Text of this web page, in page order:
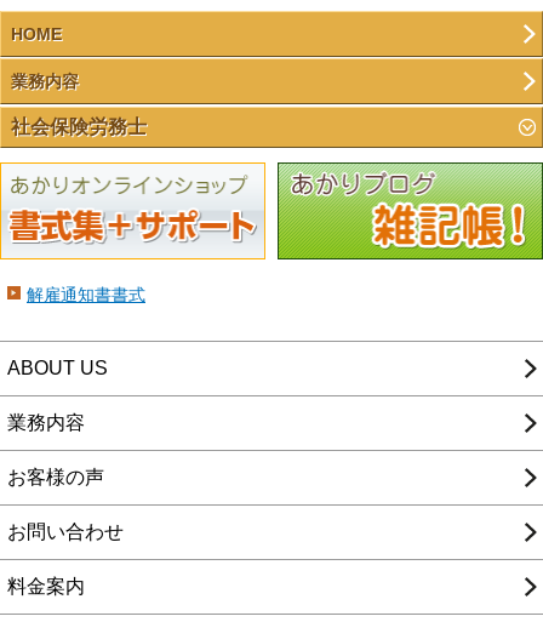
HOME
業務内容
社会保険労務士
解雇通知書書式
ABOUT US
業務内容
お客様の声
お問い合わせ
料金案内